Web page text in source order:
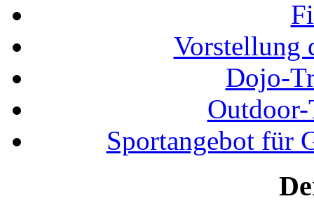
Vorstellung
Dojo-
Sportangebot für